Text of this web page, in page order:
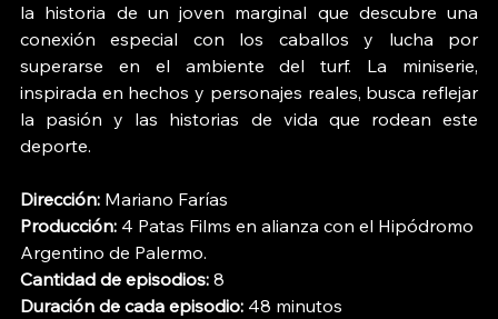
la historia de un joven marginal que descubre una
conexión especial con los caballos y lucha por
superarse en el ambiente del turf. La miniserie,
inspirada en hechos y personajes reales, busca reflejar
la pasión y las historias de vida que rodean este
deporte.
Dirección: Mariano Farías
Producción: 4 Patas Films en alianza con el Hipódromo
Argentino de Palermo.
Cantidad de episodios: 8
Duración de cada episodio: 48 minutos